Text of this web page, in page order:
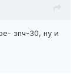
зпч-30, ну и